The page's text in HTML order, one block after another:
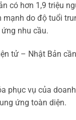
có hơn 1,9 triệu
mạnh do độ tuổi
nhu cầu.
tử – Nhật Bản cần
phục vụ của doanh
ứng toàn diện.